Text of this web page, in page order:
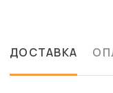
ДОСТАВКА